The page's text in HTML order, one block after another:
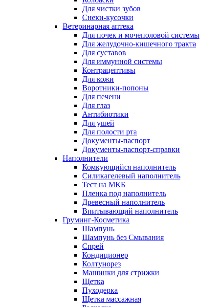
Для чистки зубов
Снеки-кусочки
Ветеринарная аптека
Для почек и мочеполовой системы
Для желудочно-кишечного тракта
Для суставов
Для иммунной системы
Контрацептивы
Для кожи
Воротники-попоны
Для печени
Для глаз
Антибиотики
Для ушей
Для полости рта
Документы-паспорт
Документы-паспорт-справки
Наполнители
Комкующийся наполнитель
Силикагелевый наполнитель
Тест на МКБ
Пленка под наполнитель
Древесный наполнитель
Впитывающий наполнитель
Груминг-Косметика
Шампунь
Шампунь без Смывания
Спрей
Кондиционер
Колтунорез
Машинки для стрижки
Щетка
Пуходерка
Щетка массажная